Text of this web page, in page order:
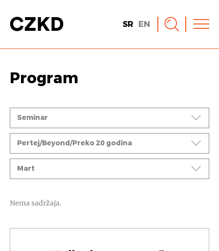
SR EN
Program
Događaji
Seminar
Ciklusi
Pertej/Beyond/Preko 20 godina
Mesec
Mart
Nema sadržaja.